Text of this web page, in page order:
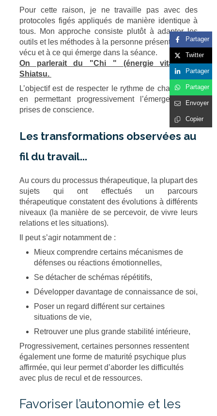
Pour cette raison, je ne travaille pas avec des
protocoles figés appliqués de manière identique à
tous. Mon approche consiste plutôt à adapter les
outils et les méthodes à la personne présente, à son
vécu et à ce qui émerge dans la séance.
On parlerait du "Chi " (énergie vitale) en
Shiatsu.
L’objectif est de respecter le rythme de chacun tout
en permettant progressivement l’émergence de
prises de conscience.
Les transformations observées au
fil du travail...
Au cours du processus thérapeutique, la plupart des
sujets qui ont effectués un parcours
thérapeutique constatent des évolutions à différents
niveaux (la manière de se percevoir, de vivre leurs
relations et les situations).
Il peut s’agir notamment de :
Mieux comprendre certains mécanismes de
défenses ou réactions émotionnelles,
Se détacher de schémas répétitifs,
Développer davantage de connaissance de soi,
Poser un regard différent sur certaines
situations de vie,
Retrouver une plus grande stabilité intérieure,
Progressivement, certaines personnes ressentent
également une forme de maturité psychique plus
affirmée, qui leur permet d’aborder les difficultés
avec plus de recul et de ressources.
Favoriser l’autonomie et les
Partager
Twitter
Partager
Partager
Envoyer
Copier